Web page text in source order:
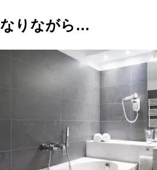
りながら…